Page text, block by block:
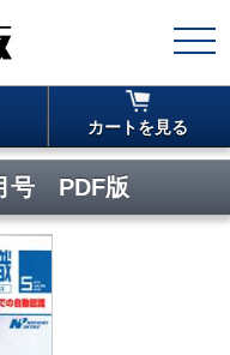
カートを見る
号 PDF版